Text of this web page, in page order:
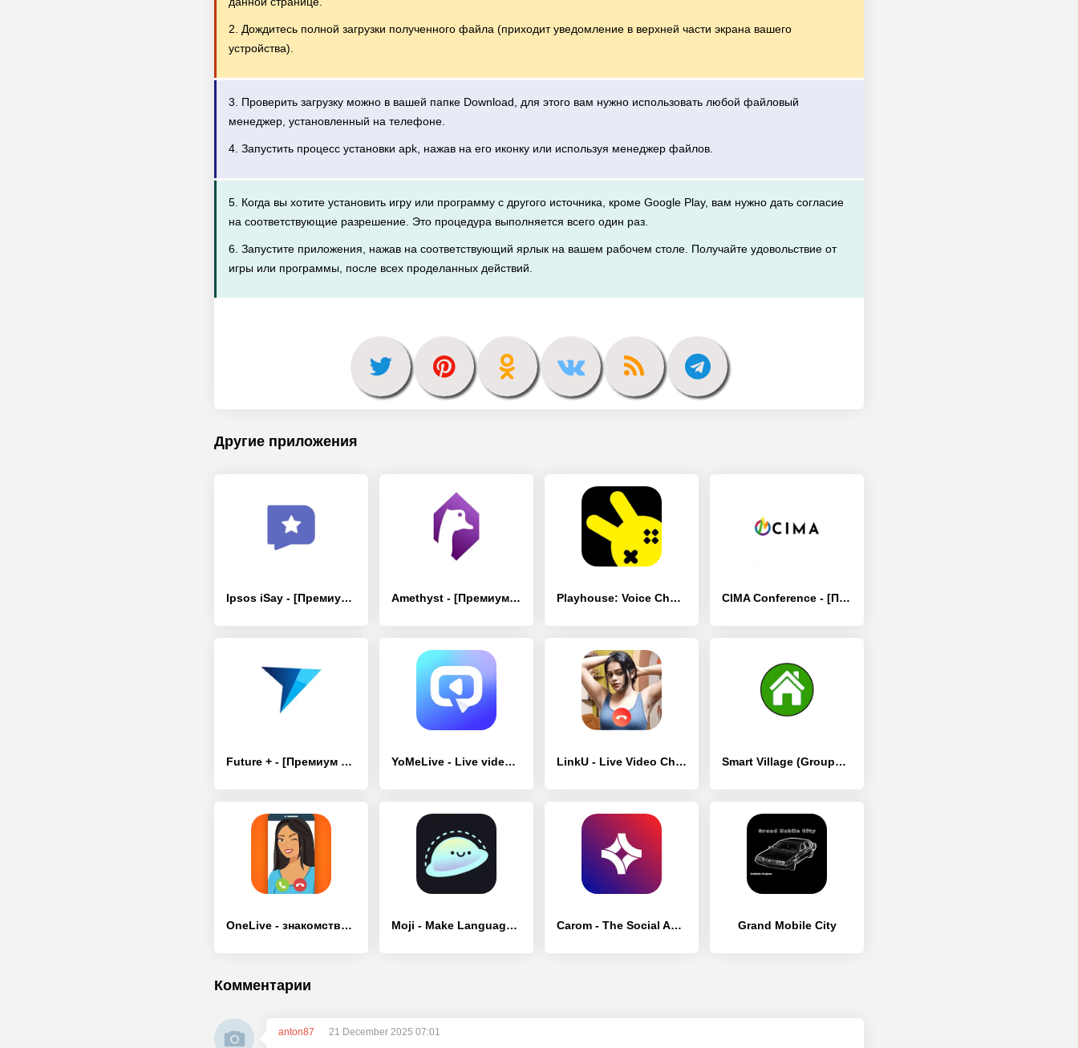
2. Дождитесь полной загрузки полученного файла (приходит уведомление в верхней части экрана вашего
устройства).
3. Проверить загрузку можно в вашей папке Download, для этого вам нужно использовать любой файловый
менеджер, установленный на телефоне.
4. Запустить процесс установки apk, нажав на его иконку или используя менеджер файлов.
5. Когда вы хотите установить игру или программу с другого источника, кроме Google Play, вам нужно дать согласие
на соответствующие разрешение. Это процедура выполняется всего один раз.
6. Запустите приложения, нажав на соответствующий ярлык на вашем рабочем столе. Получайте удовольствие от
игры или программы, после всех проделанных действий.
Другие приложения
Ipsos iSay - [Премиум версия] Amethyst - [Премиум версия] Playhouse: Voice Chat & Match - [Премиум версия] CIMA Conference - [Премиум версия]
Future + - [Премиум версия] YoMeLive - Live video chat - [Премиум версия] LinkU - Live Video Chat - [Премиум версия] Smart Village (Groups) - [Премиум версия]
OneLive - знакомства в сети - [Премиум версия] Moji - Make Language Friends - [Премиум версия] Carom - The Social App, IRL - [Премиум версия] Grand Mobile City
Комментарии
anton87 21 December 2025 07:01